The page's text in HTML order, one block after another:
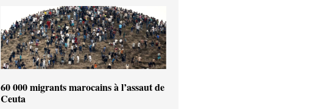
60 000 migrants marocains à l’assaut de
Ceuta